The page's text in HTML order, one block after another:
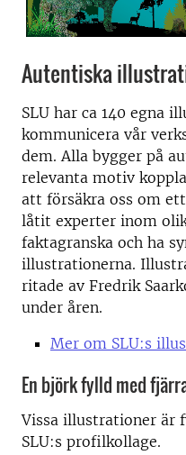
Autentiska
SLU har ca 140 egna
kommunicera vår
dem. Alla bygger på
relevanta motiv
att försäkra oss om
låtit experter inom
faktagranska och ha
illustrationerna.
ritade av Fredrik
under åren.
Mer om SLU:s
En björk fylld med
Vissa illustrationer är
SLU:s profilkollage.